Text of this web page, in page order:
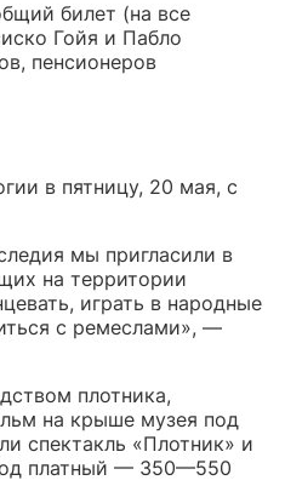
билет (на все
Гойя и Пабло
пенсионеров
в пятницу, 20 мая, с
мы пригласили в
на территории
играть в народные
с ремеслами», —
плотника,
на крыше музея под
спектакль «Плотник» и
платный — 350—550